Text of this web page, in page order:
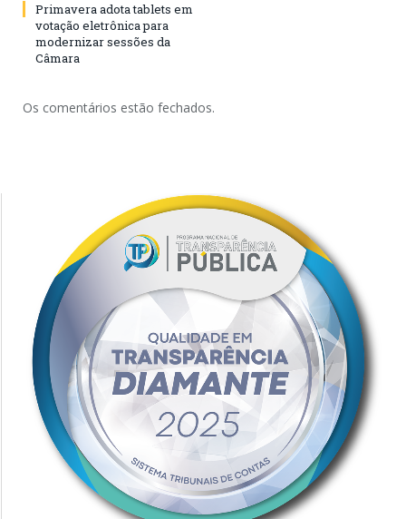
Primavera adota tablets em
votação eletrônica para
modernizar sessões da
Câmara
Os comentários estão fechados.